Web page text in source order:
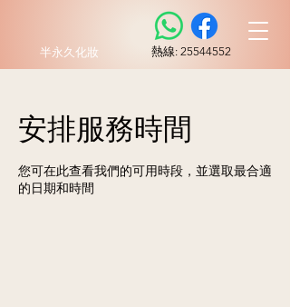
半永久化妝 ​熱線: 25544552
安排服務時間
您可在此查看我們的可用時段，並選取最合適
的日期和時間